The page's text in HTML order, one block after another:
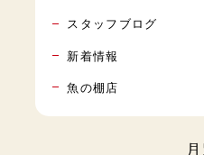
スタッフブログ
新着情報
魚の棚店
月